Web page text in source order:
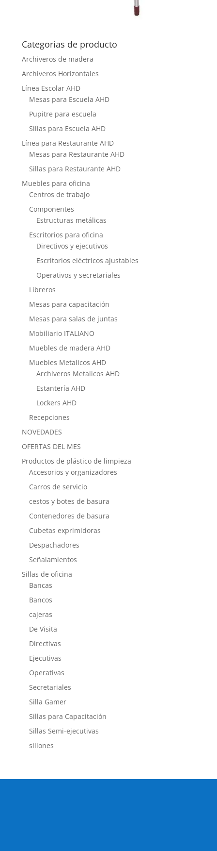
Categorías de producto
Archiveros de madera
Archiveros Horizontales
Línea Escolar AHD
Mesas para Escuela AHD
Pupitre para escuela
Sillas para Escuela AHD
Línea para Restaurante AHD
Mesas para Restaurante AHD
Sillas para Restaurante AHD
Muebles para oficina
Centros de trabajo
Componentes
Estructuras metálicas
Escritorios para oficina
Directivos y ejecutivos
Escritorios eléctricos ajustables
Operativos y secretariales
Libreros
Mesas para capacitación
Mesas para salas de juntas
Mobiliario ITALIANO
Muebles de madera AHD
Muebles Metalicos AHD
Archiveros Metalicos AHD
Estantería AHD
Lockers AHD
Recepciones
NOVEDADES
OFERTAS DEL MES
Productos de plástico de limpieza
Accesorios y organizadores
Carros de servicio
cestos y botes de basura
Contenedores de basura
Cubetas exprimidoras
Despachadores
Señalamientos
Sillas de oficina
Bancas
Bancos
cajeras
De Visita
Directivas
Ejecutivas
Operativas
Secretariales
Silla Gamer
Sillas para Capacitación
Sillas Semi-ejecutivas
sillones